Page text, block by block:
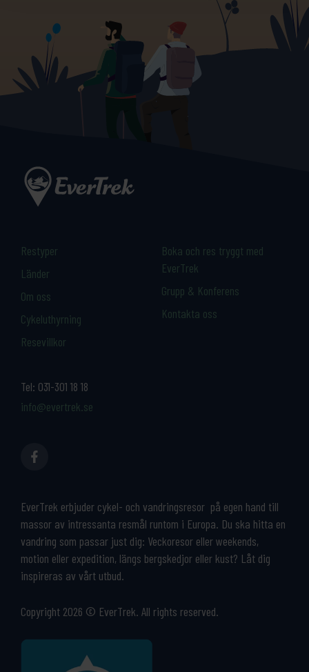
Tel: 031-301 18 18
info@evertrek.se
EverTrek erbjuder cykel- och vandringsresor på egen hand till
massor av intressanta resmål runtom i Europa. Du ska hitta en
vandring som passar just dig: Veckoresor eller weekends,
motion eller expedition, längs bergskedjor eller kust? Låt dig
inspireras av vårt utbud.
Copyright 2026 © EverTrek. All rights reserved.
Restyper
Länder
Om oss
Cykeluthyrning
Resevillkor
Boka och res tryggt med
EverTrek
Grupp & Konferens
Kontakta oss